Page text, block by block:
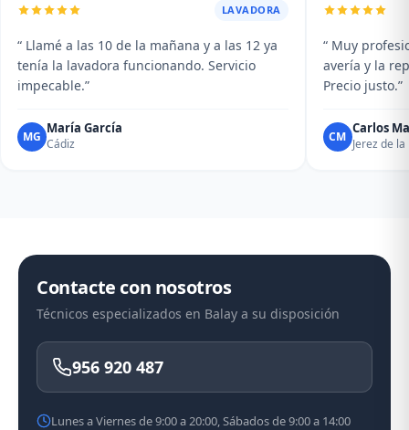
LAVADORA
“ Llamé a las 10 de la mañana y a las 12 ya
tenía la lavadora funcionando. Servicio
impecable.”
MG
María García
Cádiz
“ Muy
avería y la
Precio justo.”
CM
Carlos
Jerez de
Contacte con nosotros
Técnicos especializados en Balay a su disposición
956 920 487
Lunes a Viernes de 9:00 a 20:00, Sábados de 9:00 a 14:00